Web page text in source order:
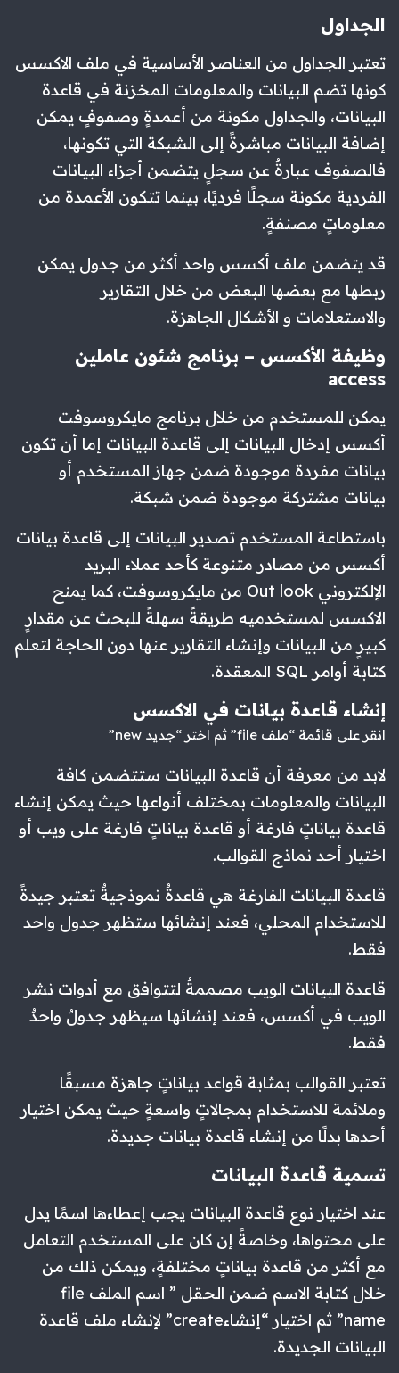
الجداول
تعتبر الجداول من العناصر الأساسية في ملف الاكسس
كونها تضم البيانات والمعلومات المخزنة في قاعدة
البيانات، والجداول مكونة من أعمدةٍ وصفوفٍ يمكن
إضافة البيانات مباشرةً إلى الشبكة التي تكونها،
فالصفوف عبارةٌ عن سجلٍ يتضمن أجزاء البيانات
الفردية مكونة سجلًا فرديًا، بينما تتكون الأعمدة من
معلوماتٍ مصنفةٍ.
قد يتضمن ملف أكسس واحد أكثر من جدول يمكن
ربطها مع بعضها البعض من خلال التقارير
والاستعلامات و الأشكال الجاهزة.
وظيفة الأكسس – برنامج شئون عاملين
access
يمكن للمستخدم من خلال برنامج مايكروسوفت
أكسس إدخال البيانات إلى قاعدة البيانات إما أن تكون
بيانات مفردة موجودة ضمن جهاز المستخدم أو
بيانات مشتركة موجودة ضمن شبكة.
باستطاعة المستخدم تصدير البيانات إلى قاعدة بيانات
أكسس من مصادر متنوعة كأحد عملاء البريد
الإلكتروني Out look من مايكروسوفت، كما يمنح
الاكسس لمستخدميه طريقةً سهلةً للبحث عن مقدارٍ
كبيرٍ من البيانات وإنشاء التقارير عنها دون الحاجة لتعلم
كتابة أوامر SQL المعقدة.
إنشاء قاعدة بيانات في الاكسس
انقر على قائمة “ملف file” ثم اختر “جديد new”
لابد من معرفة أن قاعدة البيانات ستتضمن كافة
البيانات والمعلومات بمختلف أنواعها حيث يمكن إنشاء
قاعدة بياناتٍ فارغة أو قاعدة بياناتٍ فارغة على ويب أو
اختيار أحد نماذج القوالب.
قاعدة البيانات الفارغة هي قاعدةٌ نموذجيةٌ تعتبر جيدةً
للاستخدام المحلي، فعند إنشائها ستظهر جدول واحد
فقط.
قاعدة البيانات الويب مصممةٌ لتتوافق مع أدوات نشر
الويب في أكسس، فعند إنشائها سيظهر جدولٌ واحدٌ
فقط.
تعتبر القوالب بمثابة قواعد بياناتٍ جاهزة مسبقًا
وملائمة للاستخدام بمجالاتٍ واسعةٍ حيث يمكن اختيار
أحدها بدلًا من إنشاء قاعدة بيانات جديدة.
تسمية قاعدة البيانات
عند اختيار نوع قاعدة البيانات يجب إعطاءها اسمًا يدل
على محتواها، وخاصةً إن كان على المستخدم التعامل
مع أكثر من قاعدة بياناتٍ مختلفةٍ، ويمكن ذلك من
خلال كتابة الاسم ضمن الحقل ” اسم الملف file
name” ثم اختيار “إنشاءcreate” لإنشاء ملف قاعدة
البيانات الجديدة.